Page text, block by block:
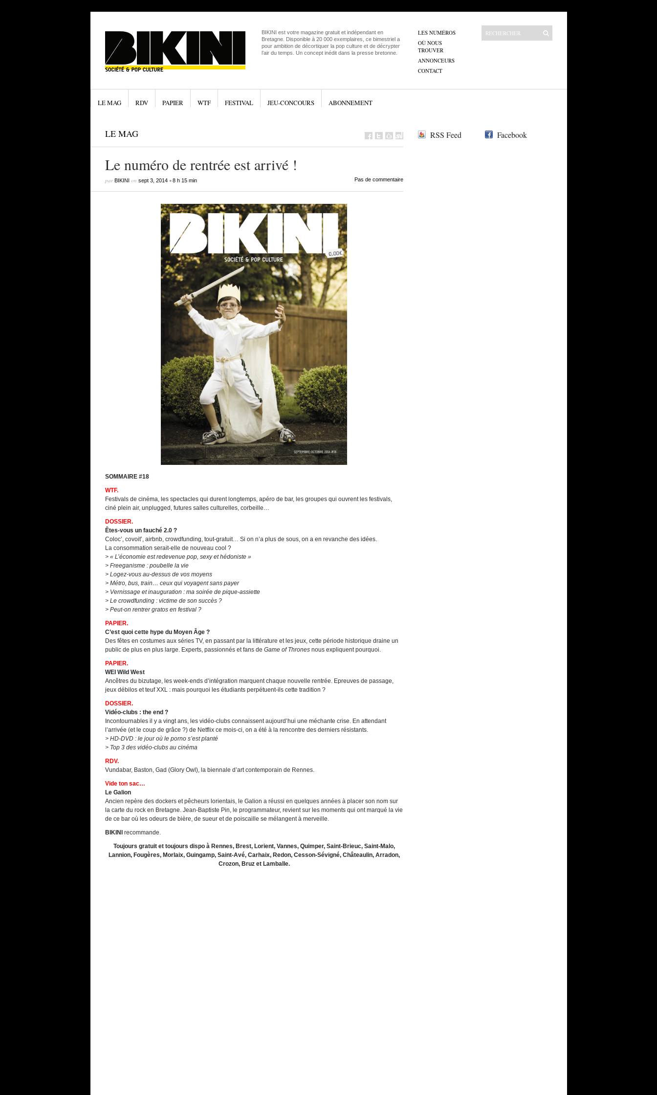
BIKINI est votre magazine gratuit et indépendant en
Bretagne. Disponible à 20 000 exemplaires, ce bimestriel a
pour ambition de décortiquer la pop culture et de décrypter
l’air du temps. Un concept inédit dans la presse bretonne.
LES NUMÉROS
OÙ NOUS
TROUVER
ANNONCEURS
CONTACT
LE MAG RDV PAPIER WTF FESTIVAL JEU-CONCOURS ABONNEMENT
LE MAG
Le numéro de rentrée est arrivé !
parBIKINI on sept 3, 2014•8 h 15 min Pas de commentaire
SOMMAIRE #18
WTF.
Festivals de cinéma, les spectacles qui durent longtemps, apéro de bar, les groupes qui ouvrent les festivals,
ciné plein air, unplugged, futures salles culturelles, corbeille…
DOSSIER.
Êtes-vous un fauché 2.0 ?
Coloc’, covoit’, airbnb, crowdfunding, tout-gratuit… Si on n’a plus de sous, on a en revanche des idées.
La consommation serait-elle de nouveau cool ?
> « L’économie est redevenue pop, sexy et hédoniste »
> Freeganisme : poubelle la vie
> Logez-vous au-dessus de vos moyens
> Métro, bus, train… ceux qui voyagent sans payer
> Vernissage et inauguration : ma soirée de pique-assiette
> Le crowdfunding : victime de son succès ?
> Peut-on rentrer gratos en festival ?
PAPIER.
C’est quoi cette hype du Moyen Âge ?
Des fêtes en costumes aux séries TV, en passant par la littérature et les jeux, cette période historique draine un
public de plus en plus large. Experts, passionnés et fans de Game of Thronesnous expliquent pourquoi.
PAPIER.
WEI Wild West
Ancêtres du bizutage, les week-ends d’intégration marquent chaque nouvelle rentrée. Epreuves de passage,
jeux débilos et teuf XXL : mais pourquoi les étudiants perpétuent-ils cette tradition ?
DOSSIER.
Vidéo-clubs : the end ?
Incontournables il y a vingt ans, les vidéo-clubs connaissent aujourd’hui une méchante crise. En attendant
l’arrivée (et le coup de grâce ?) de Netflix ce mois-ci, on a été à la rencontre des derniers résistants.
> HD-DVD : le jour où le porno s’est planté
> Top 3 des vidéo-clubs au cinéma
RDV.
Vundabar, Baston, Gad (Glory Owl), la biennale d’art contemporain de Rennes.
Vide ton sac…
Le Galion
Ancien repère des dockers et pêcheurs lorientais, le Galion a réussi en quelques années à placer son nom sur
la carte du rock en Bretagne. Jean-Baptiste Pin, le programmateur, revient sur les moments qui ont marqué la vie
de ce bar où les odeurs de bière, de sueur et de poiscaille se mélangent à merveille.
BIKINIrecommande.
Toujours gratuit et toujours dispo à Rennes, Brest, Lorient, Vannes, Quimper, Saint-Brieuc, Saint-Malo,
Lannion, Fougères, Morlaix, Guingamp, Saint-Avé, Carhaix, Redon, Cesson-Sévigné, Châteaulin, Arradon,
Crozon, Bruz et Lamballe.
RSS Feed Facebook